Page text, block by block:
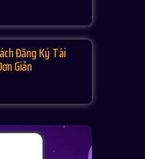
Đăng Ký Tài
Giản